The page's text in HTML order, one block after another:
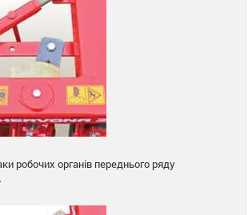
робочих органів переднього ряду